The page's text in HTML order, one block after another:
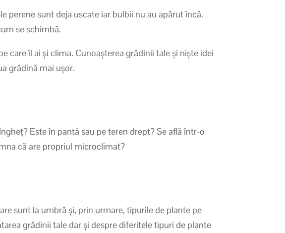
perene sunt deja uscate iar bulbii nu au apărut încă.
se schimbă.
care îl ai și clima. Cunoașterea grădinii tale și niște idei
grădină mai ușor.
Este în pantă sau pe teren drept? Se află într-o
că are propriul microclimat?
sunt la umbră și, prin urmare, tipurile de plante pe
grădinii tale dar și despre diferitele tipuri de plante